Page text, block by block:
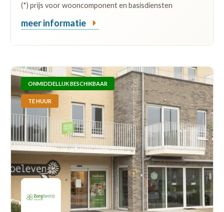
(*) prijs voor wooncomponent en basisdiensten
meer informatie
ONMIDDELLIJK BESCHIKBAAR
TE HUUR